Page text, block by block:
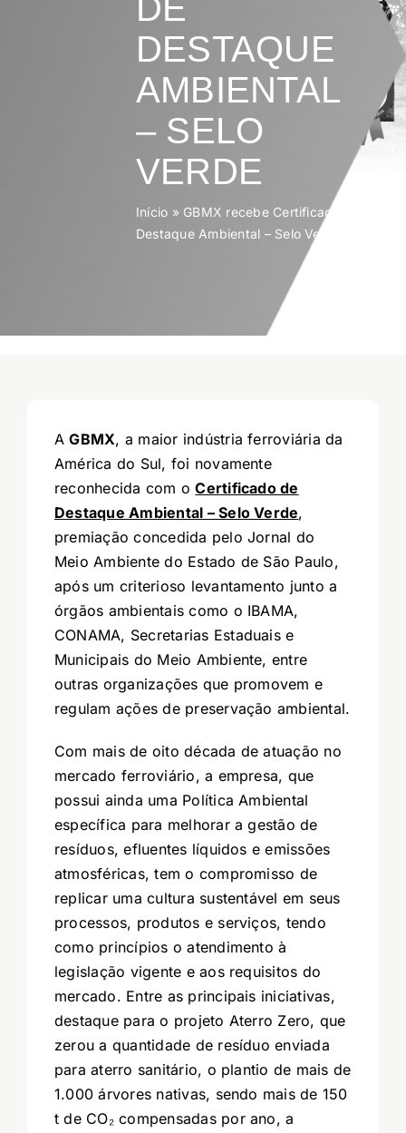
Trabalhe conosco
DE
DESTAQUE
AMBIENTAL
– SELO
VERDE
Início » GBMX recebe Certificado de
Destaque Ambiental – Selo Verde
AGBMX, a maior indústria ferroviária da
América do Sul, foi novamente
reconhecida com oCertificado de
Destaque Ambiental – Selo Verde,
premiação concedida pelo Jornal do
Meio Ambiente do Estado de São Paulo,
após um criterioso levantamento junto a
órgãos ambientais como o IBAMA,
CONAMA, Secretarias Estaduais e
Municipais do Meio Ambiente, entre
outras organizações que promovem e
regulam ações de preservação ambiental.
Com mais de oito década de atuação no
mercado ferroviário, a empresa, que
possui ainda uma Política Ambiental
específica para melhorar a gestão de
resíduos, efluentes líquidos e emissões
atmosféricas, tem o compromisso de
replicar uma cultura sustentável em seus
processos, produtos e serviços, tendo
como princípios o atendimento à
legislação vigente e aos requisitos do
mercado. Entre as principais iniciativas,
destaque para o projeto Aterro Zero, que
zerou a quantidade de resíduo enviada
para aterro sanitário, o plantio de mais de
1.000 árvores nativas, sendo mais de 150
t de CO₂ compensadas por ano, a